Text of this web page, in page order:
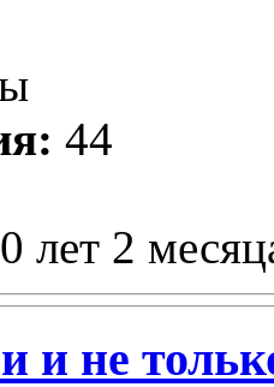
44
лет 2
и не